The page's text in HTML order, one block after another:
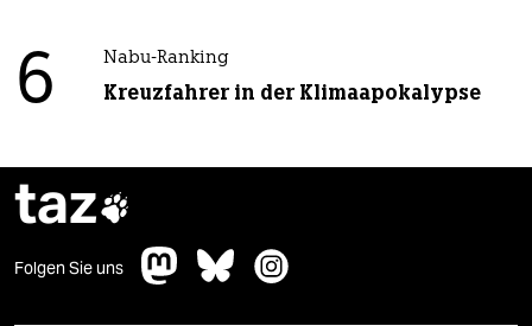
6 Nabu-Ranking
Kreuzfahrer in der Klimaapokalypse
taz
Folgen Sie uns